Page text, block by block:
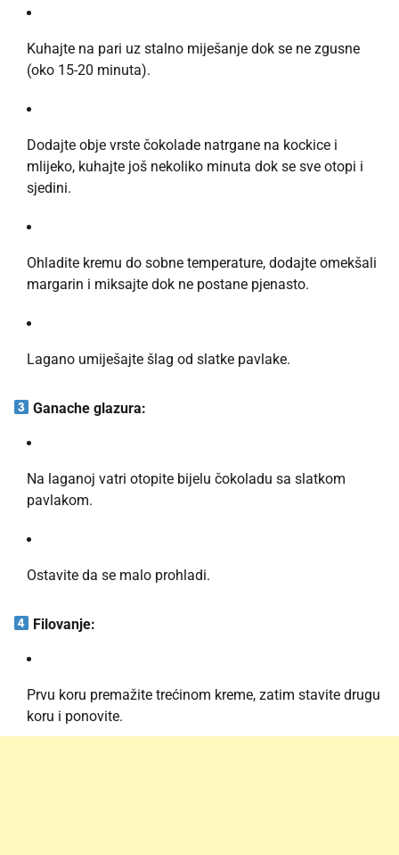
Kuhajte na pari uz stalno miješanje dok se ne zgusne
(oko 15-20 minuta).
Dodajte obje vrste čokolade natrgane na kockice i
mlijeko, kuhajte još nekoliko minuta dok se sve otopi i
sjedini.
Ohladite kremu do sobne temperature, dodajte omekšali
margarin i miksajte dok ne postane pjenasto.
Lagano umiješajte šlag od slatke pavlake.
Ganache glazura:
Na laganoj vatri otopite bijelu čokoladu sa slatkom
pavlakom.
Ostavite da se malo prohladi.
Filovanje:
Prvu koru premažite trećinom kreme, zatim stavite drugu
koru i ponovite.